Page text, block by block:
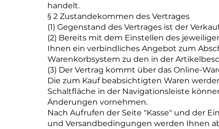
handelt.
§ 2 Zustandekommen des Vertrages
(1) Gegenstand des Vertrages ist der
(2) Bereits mit dem Einstellen des
Ihnen ein verbindliches Angebot zum
Warenkorbsystem zu den in der
(3) Der Vertrag kommt über das Online-
Die zum Kauf beabsichtigten Waren
Schaltfläche in der Navigationsleiste
Änderungen vornehmen.
Nach Aufrufen der Seite "Kasse" und der
und Versandbedingungen werden Ihnen